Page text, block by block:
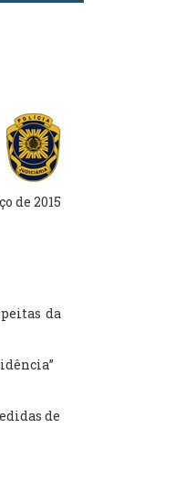
de 2015
da
de